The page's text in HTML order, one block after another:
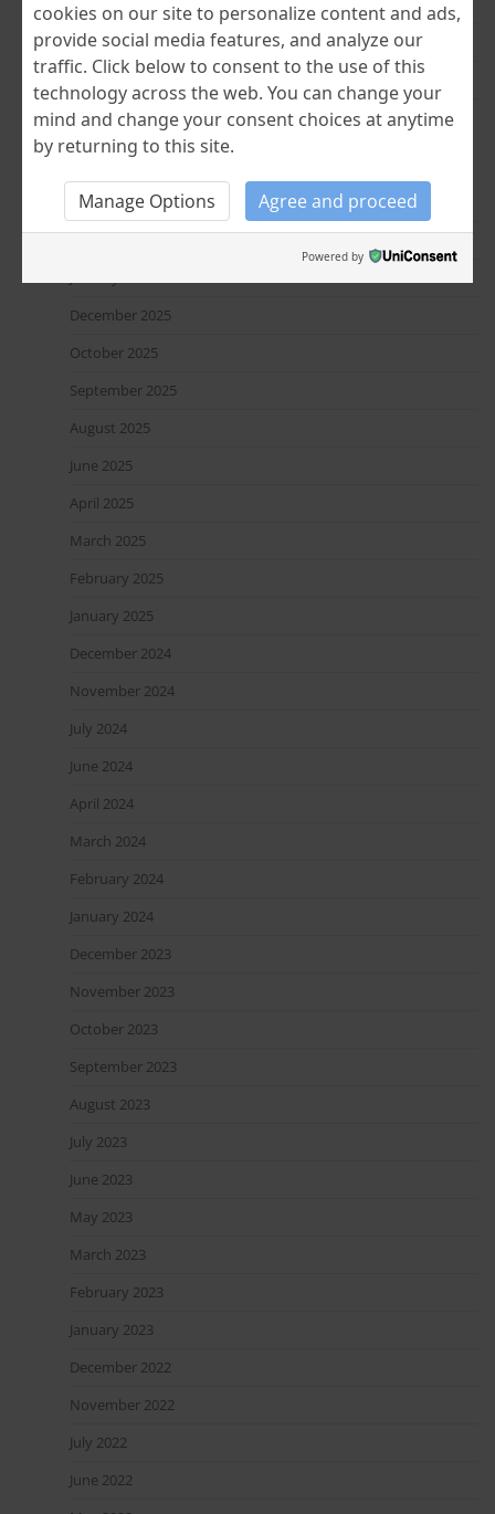
(no title)
În pași de tur cultural – de la București la Bobohalma
(no title)
Cloud Dancer – culoarea anului Pantone 2026
May 2026
April 2026
December 2025
October 2025
September 2025
August 2025
June 2025
April 2025
March 2025
February 2025
January 2025
December 2024
November 2024
July 2024
June 2024
April 2024
March 2024
February 2024
January 2024
December 2023
November 2023
October 2023
September 2023
August 2023
July 2023
June 2023
May 2023
March 2023
February 2023
January 2023
December 2022
November 2022
July 2022
June 2022
cookies on our site to personalize content and ads,
provide social media features, and analyze our
traffic. Click below to consent to the use of this
technology across the web. You can change your
mind and change your consent choices at anytime
by returning to this site.
Manage Options Agree and proceed
Powered by